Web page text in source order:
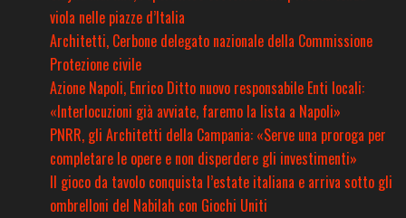
viola nelle piazze d’Italia
Architetti, Cerbone delegato nazionale della Commissione
Protezione civile
Azione Napoli, Enrico Ditto nuovo responsabile Enti locali:
«Interlocuzioni già avviate, faremo la lista a Napoli»
PNRR, gli Architetti della Campania: «Serve una proroga per
completare le opere e non disperdere gli investimenti»
Il gioco da tavolo conquista l’estate italiana e arriva sotto gli
ombrelloni del Nabilah con Giochi Uniti